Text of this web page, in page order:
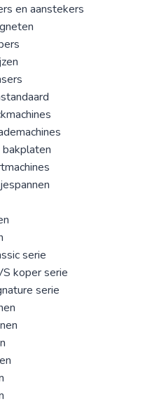
en aanstekers
serie
koper serie
serie